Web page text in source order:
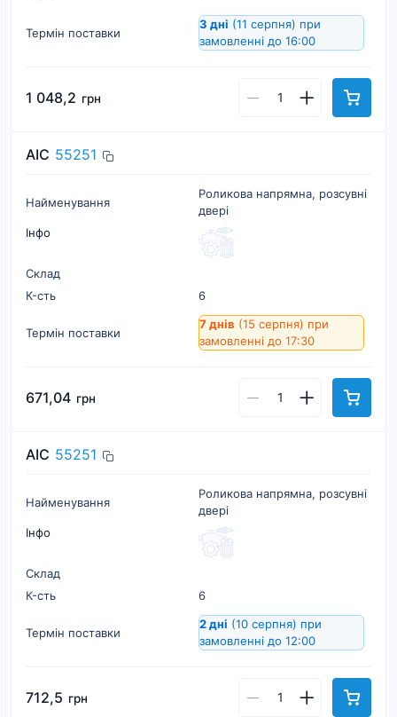
Термін поставки
3 дні (11 серпня) при
замовленні до 16:00
1 048,2 грн
AIC 55251
Найменування
Роликова напрямна, розсувні
двері
Інфо
Склад
К-cть
6
Термін поставки
7 днів (15 серпня) при
замовленні до 17:30
671,04 грн
AIC 55251
Найменування
Роликова напрямна, розсувні
двері
Інфо
Склад
К-cть
6
Термін поставки
2 дні (10 серпня) при
замовленні до 12:00
712,5 грн